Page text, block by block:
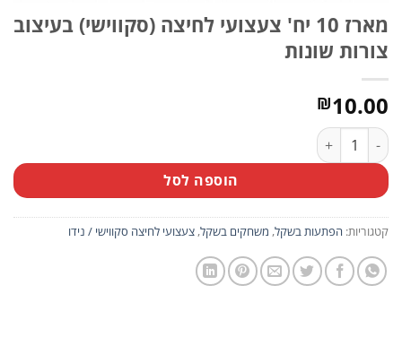
מארז 10 יח' צעצועי לחיצה (סקווישי) בעיצוב
צורות שונות
₪10.00
כמות של מארז 10 יח' צעצועי לחיצה (סקווישי) בעיצוב צורות שונות
הוספה לסל
קטגוריות: הפתעות בשקל, משחקים בשקל, צעצועי לחיצה סקווישי / נידו